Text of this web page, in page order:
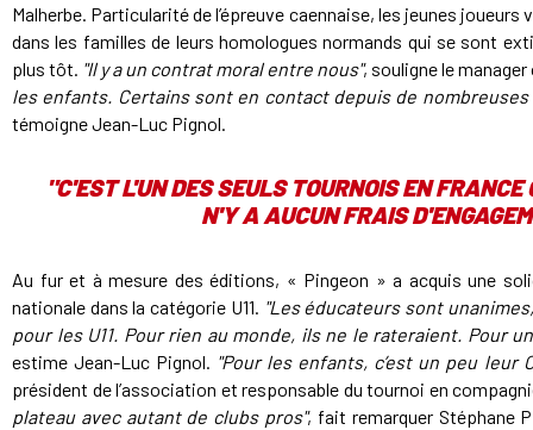
Malherbe. Particularité de l’épreuve caennaise, les jeunes
dans les familles de leurs homologues normands qui se sont
plus tôt. "Il y a un contrat moral entre nous", souligne le
les enfants. Certains sont en contact depuis de
témoigne Jean-Luc Pignol.
"C'EST L'UN DES SEULS TOURNOIS EN
N'Y A AUCUN FRAIS
Au fur et à mesure des éditions, « Pingeon » a acquis une
nationale dans la catégorie U11. "Les éducateurs sont
pour les U11. Pour rien au monde, ils ne le rateraient. Pour
estime Jean-Luc Pignol. "Pour les enfants, c’est un peu leur
président de l’association et responsable du tournoi en
plateau avec autant de clubs pros", fait remarquer Stéphane